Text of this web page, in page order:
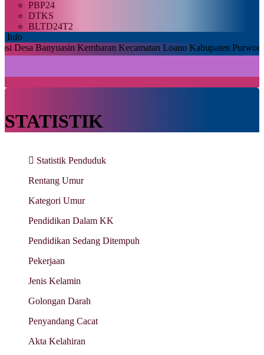
PBP24
DTKS
BLTD24T2
Info
Kembaran Kecamatan Loano Kabupaten Purworejo |Untuk
STATISTIK
Statistik Penduduk
Rentang Umur
Kategori Umur
Pendidikan Dalam KK
Pendidikan Sedang Ditempuh
Pekerjaan
Jenis Kelamin
Golongan Darah
Penyandang Cacat
Akta Kelahiran